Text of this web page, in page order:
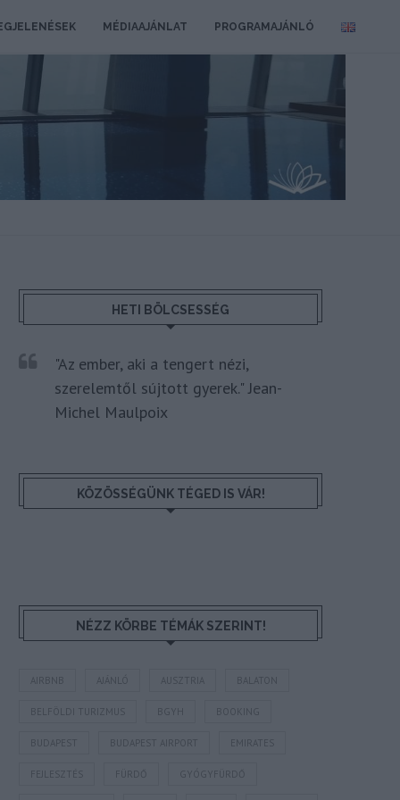
MÉDIAAJÁNLAT PROGRAMAJÁNLÓ
HETI BÖLCSESSÉG
"Az ember, aki a tengert nézi,
szerelemtől sújtott gyerek." Jean-
Michel Maulpoix
KÖZÖSSÉGÜNK TÉGED IS VÁR!
NÉZZ KÖRBE TÉMÁK SZERINT!
AIRBNB AJÁNLÓ AUSZTRIA BALATON
BELFÖLDI TURIZMUS BGYH BOOKING
BUDAPEST BUDAPEST AIRPORT EMIRATES
FEJLESZTÉS FÜRDŐ GYÓGYFÜRDŐ